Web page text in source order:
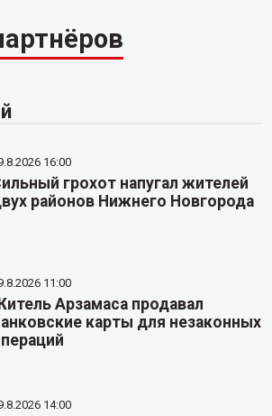
16:00
грохот напугал жителей
районов Нижнего Новгорода
11:00
Арзамаса продавал
карты для незаконных
14:00